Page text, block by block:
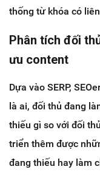
thống từ khóa có
Phân tích đối
ưu content
Dựa vào SERP,
là ai, đối thủ đang
thiếu gì so với đối
triển thêm được
đang thiếu hay làm